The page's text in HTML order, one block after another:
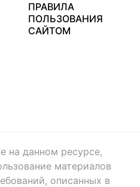
ПРАВИЛА
ПОЛЬЗОВАНИЯ
САЙТОМ
на данном ресурсе,
материалов
описанных в